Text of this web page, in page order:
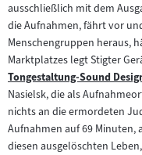
ausschließlich mit dem
die Aufnahmen, fährt vor
Menschengruppen heraus,
Marktplatzes legt Stigter
Zum
Inhalt:
Tongestaltung-Sound
Nasielsk, die als
nichts an die ermordeten
Aufnahmen auf 69 Minuten,
diesen ausgelöschten